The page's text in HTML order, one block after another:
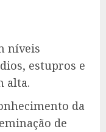
níveis
estupros e
alta.
da
de